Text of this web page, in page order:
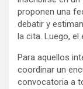
proponen una
debatir y
la cita. Luego,
Para aquellos
coordinar un
convocatoria a